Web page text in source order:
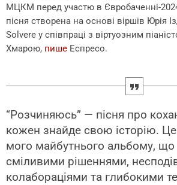
МЦКМ перед участю в Євробаченні-
пісня створена на основі віршів Юрія
Solvere у співпраці з віртуозним
Хмарою, пише Еспресо.
“Розчиняюсь” — пісня про
кожен знайде свою історію. Це
мого майбутнього альбому, що
сміливими рішеннями,
колабораціями та глибокими